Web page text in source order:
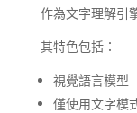
作為文字理解引
其特色包括：
視覺語言模型
僅使用文字模